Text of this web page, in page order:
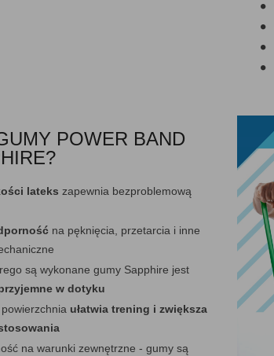
POWER BAND
lateks zapewnia bezproblemową
na pęknięcia, przetarcia i inne
są wykonane gumy Sapphire jest
w dotyku
ułatwia trening i zwiększa
na warunki zewnętrzne - gumy są